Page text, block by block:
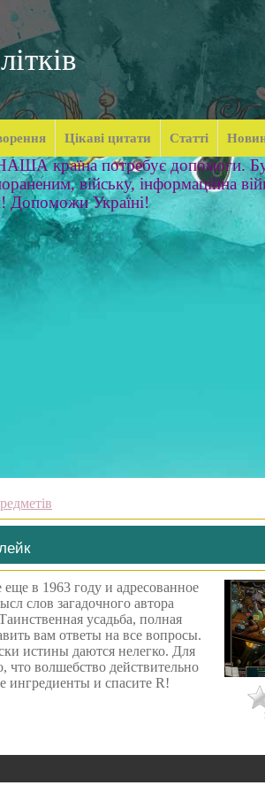
Цікаві цитати Статті
країна потребує допомоги.
війську, інформаційна
Допоможи Україні!
в 1963 году и адресованное
слов загадочного автора
усадьба, полная
вам ответы на все вопросы.
истины даются нелегко. Для
что волшебство действительно
ингредиенты и спасите R!